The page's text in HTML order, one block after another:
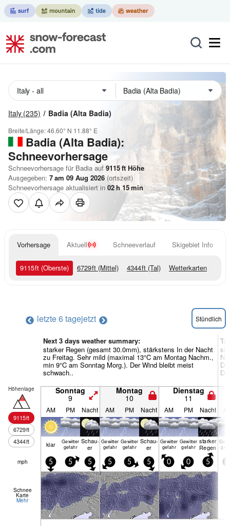
Italy (235) Badia (Alta Badia)
Breite/Länge:46.60° N 11.88° E
Badia (Alta Badia):
Schneevorhersage
Schneevorhersage für Badia auf 9115ft Höhe
Ausgegeben: 7 am 09 Aug 2026 (ortszeit)
Schneevorhersage aktualisiert in 02h15min
Vorhersage Aktuell Schneeverlauf Skigebiet Info
9115ft (Oberste) 6729ft (Mittel) 4344ft (Tal) Wetterkarten
letzte 6 tagejetzt Stündlich
Next 3 days weather summary:
starker Regen (gesamt 30.0mm), stärkstens In der Nacht
zu Freitag. Sehr mild (maximal 13°C am Montag Nachm.,
min 9°C am Sonntag Morg.). Der Wind bleibt meist
schwach..
Höhenlage
9115ft
6729ft
4344ft
Sonntag
9
Montag
10
Dienstag
11
AM PM Nacht AM PM Nacht AM PM Nacht
klar
Gewitter
gefahr
Schau­
er
Gewitter
gefahr
Gewitter
gefahr
Schau­
er
Gewitter
gefahr
Gewitter
gefahr
starker
Regen
mph 5 5 5 5 5 5 0 0 5
Schnee
Karte
Mehr